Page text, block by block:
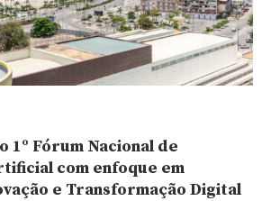
1º Fórum Nacional de
com enfoque em
e Transformação Digital